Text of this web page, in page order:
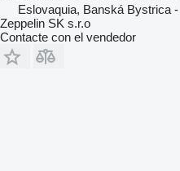
Eslovaquia, Banská Bystrica
Zeppelin SK s.r.o
Contacte con el vendedor